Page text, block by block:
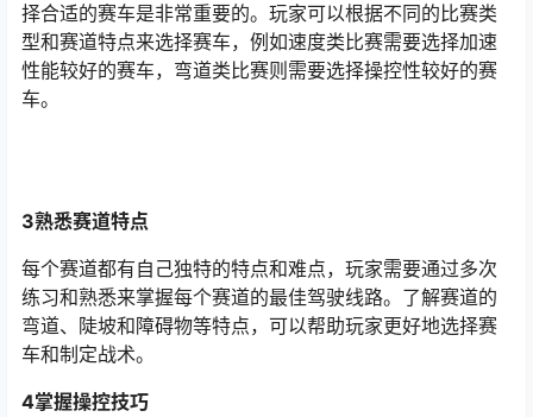
择合适的赛车是非常重要的。玩家可以根据不同的比赛类
型和赛道特点来选择赛车，例如速度类比赛需要选择加速
性能较好的赛车，弯道类比赛则需要选择操控性较好的赛
车。
3熟悉赛道特点
每个赛道都有自己独特的特点和难点，玩家需要通过多次
练习和熟悉来掌握每个赛道的最佳驾驶线路。了解赛道的
弯道、陡坡和障碍物等特点，可以帮助玩家更好地选择赛
车和制定战术。
4掌握操控技巧